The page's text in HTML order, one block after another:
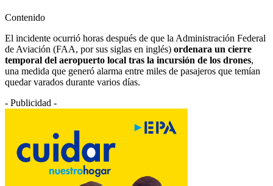
Contenido
El incidente ocurrió horas después de que la Administración Federal
de Aviación (FAA, por sus siglas en inglés) ordenara un cierre
temporal del aeropuerto local tras la incursión de los drones,
una medida que generó alarma entre miles de pasajeros que temían
quedar varados durante varios días.
- Publicidad -